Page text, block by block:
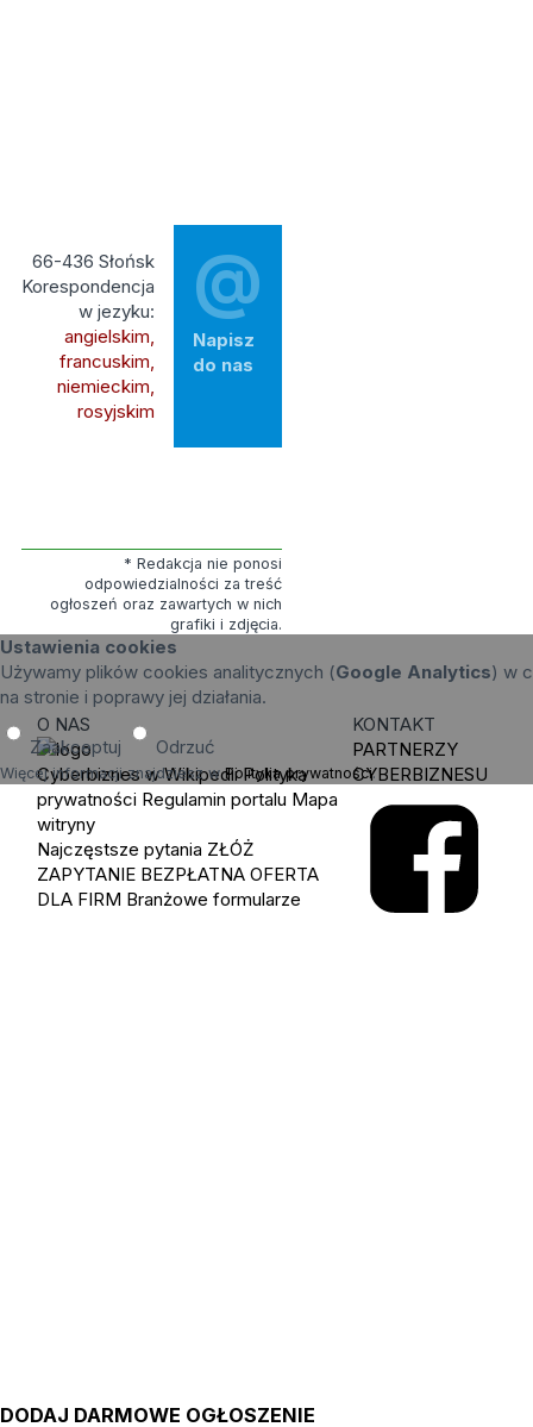
66-436 Słońsk
Korespondencja
w jezyku:
angielskim,
francuskim,
niemieckim,
rosyjskim
@
Napisz
do nas
* Redakcja nie ponosi
odpowiedzialności za treść
ogłoszeń oraz zawartych w nich
grafiki i zdjęcia.
DODAJ DARMOWE OGŁOSZENIE
Ustawienia cookies
Używamy plików cookies analitycznych (Google Analytics) w
na stronie i poprawy jej działania.
Zaakceptuj Odrzuć
Więcej informacji znajdziesz wPolityka prywatności.
O NAS
Cyberbiznes w Wikipedii Polityka
prywatności Regulamin portalu Mapa
witryny
Najczęstsze pytania ZŁÓŻ
ZAPYTANIE BEZPŁATNA OFERTA
DLA FIRM Branżowe formularze
KONTAKT
PARTNERZY
CYBERBIZNESU